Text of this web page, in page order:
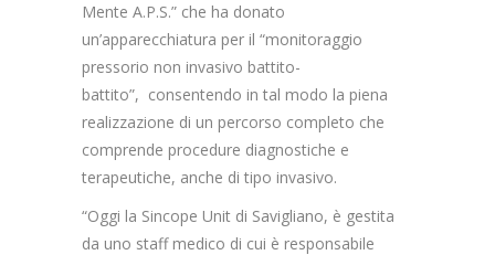
Mente A.P.S.” che ha donato
un’apparecchiatura per il “monitoraggio
pressorio non invasivo battito-
battito”, consentendo in tal modo la piena
realizzazione di un percorso completo che
comprende procedure diagnostiche e
terapeutiche, anche di tipo invasivo.
“Oggi la Sincope Unit di Savigliano, è gestita
da uno staff medico di cui è responsabile